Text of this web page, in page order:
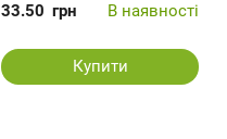
33.50 грн В наявності
Купити